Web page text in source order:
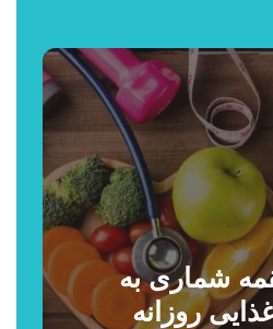
شماری به
روزانه